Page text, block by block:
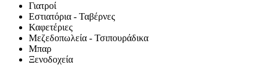
Γιατροί
Εστιατόρια - Ταβέρνες
Καφετέριες
Μεζεδοπωλεία - Τσιπουράδικα
Μπαρ
Ξενοδοχεία